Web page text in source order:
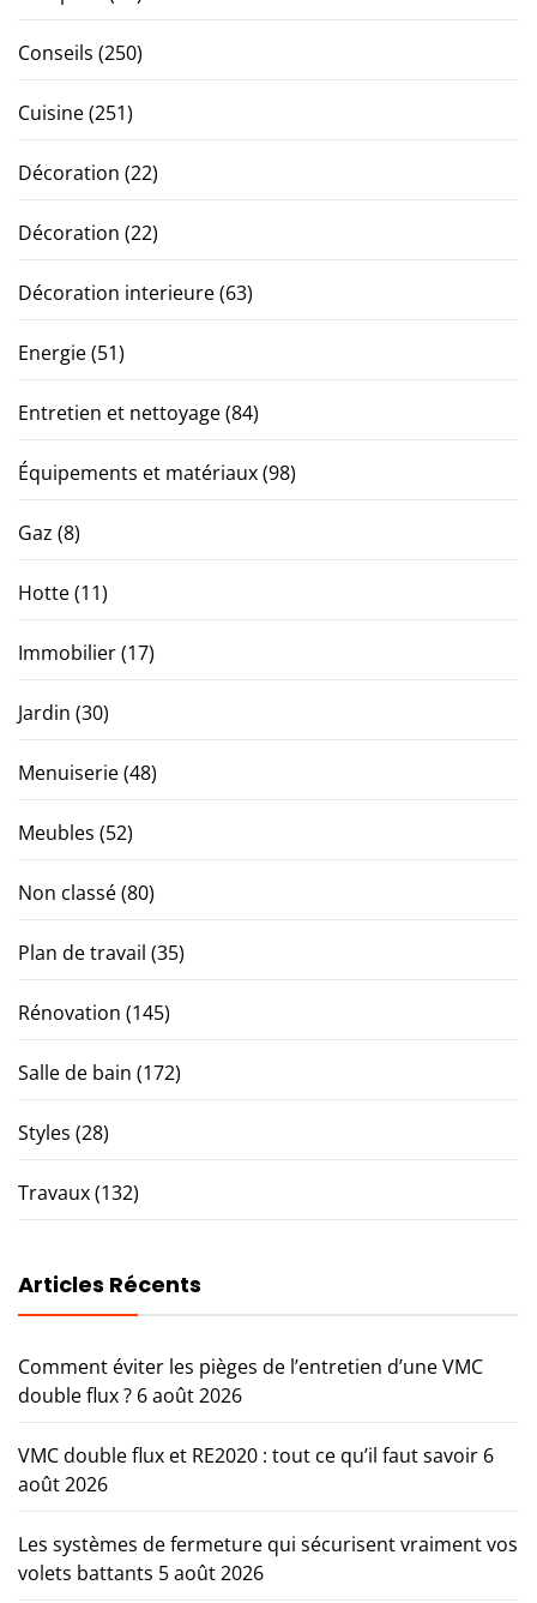
Conseils (250)
Cuisine(251)
Décoration (22)
Décoration (22)
Décoration interieure(63)
Energie(51)
Entretien et nettoyage(84)
Équipements et matériaux(98)
Gaz (8)
Hotte(11)
Immobilier(17)
Jardin (30)
Menuiserie(48)
Meubles (52)
Non classé(80)
Plan de travail (35)
Rénovation (145)
Salle de bain (172)
Styles (28)
Travaux(132)
Articles Récents
Comment éviter les pièges de l’entretien d’une VMC
double flux ? 6 août 2026
VMC double flux et RE2020 : tout ce qu’il faut savoir 6
août 2026
Les systèmes de fermeture qui sécurisent vraiment vos
volets battants 5 août 2026